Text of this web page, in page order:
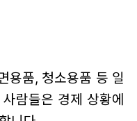
용품, 청소용품 등 일
람들은 경제 상황에